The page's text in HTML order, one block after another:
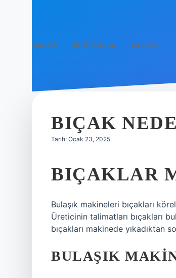
Anasayfa Gizlilik Politikası Yasal Uyarı
BIÇAK
Tarih: Ocak 23, 2025
BIÇAKLAR
Bulaşık makineleri bıçakları
Üreticinin talimatları bıçakları
bıçakları makinede yıkadıktan
BULAŞIK